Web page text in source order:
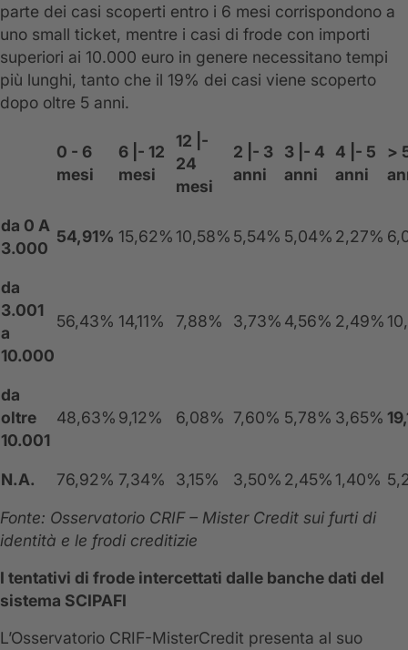
parte dei casi scoperti entro i 6 mesi corrispondono a
uno small ticket, mentre i casi di frode con importi
superiori ai 10.000 euro in genere necessitano tempi
più lunghi, tanto che il 19% dei casi viene scoperto
dopo oltre 5 anni.
0 - 6
mesi
6 |- 12
mesi
12 |-
24
mesi
2 |- 3
anni
3 |- 4
anni
4 |- 5
anni
>
da 0 A
3.000
54,91% 15,62% 10,58% 5,54% 5,04% 2,27%
da
3.001
a
10.000
56,43% 14,11% 7,88% 3,73% 4,56% 2,49%
da
oltre
10.001
48,63% 9,12% 6,08% 7,60% 5,78% 3,65%
N.A. 76,92% 7,34% 3,15% 3,50% 2,45% 1,40%
Fonte: Osservatorio CRIF – Mister Credit sui furti di
identità e le frodi creditizie
I tentativi di frode intercettati dalle banche dati del
sistema SCIPAFI
L’Osservatorio CRIF-MisterCredit presenta al suo